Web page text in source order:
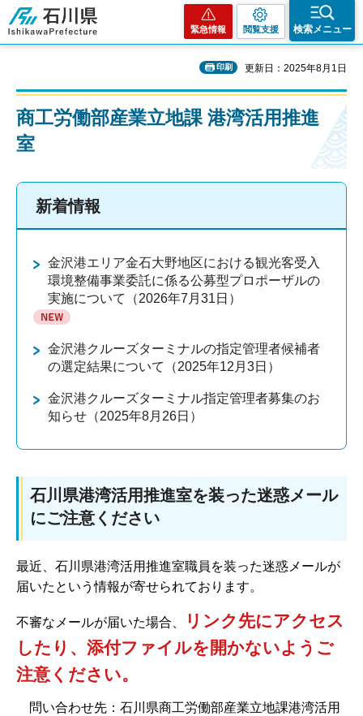
石川県
緊急情報 閲覧支援 検索メニュー
印刷 更新日：2025年8月1日
商工労働部産業立地課 港湾活用推進
室
新着情報
金沢港エリア金石大野地区における観光客受入
環境整備事業委託に係る公募型プロポーザルの
実施について（2026年7月31日）
金沢港クルーズターミナルの指定管理者候補者
の選定結果について（2025年12月3日）
金沢港クルーズターミナル指定管理者募集のお
知らせ（2025年8月26日）
石川県港湾活用推進室を装った迷惑メール
にご注意ください
最近、石川県港湾活用推進室職員を装った迷惑メールが
届いたという情報が寄せられております。
不審なメールが届いた場合、
リンク先にアクセス
したり、添付ファイルを開かないようご
注意ください。
問い合わせ先：石川県商工労働部産業立地課港湾活用